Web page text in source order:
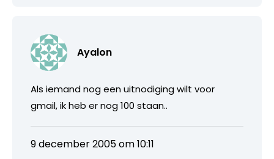
Ayalon
Als iemand nog een uitnodiging wilt voor
gmail, ik heb er nog 100 staan..
9 december 2005 om 10:11